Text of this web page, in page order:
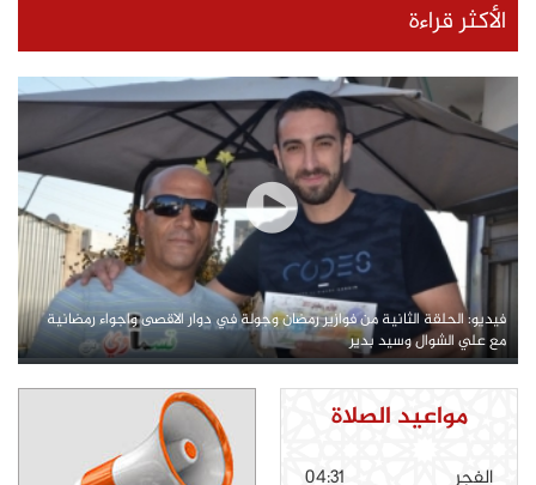
الأكثر قراءة
فيديو: الحلقة الثانية من فوازير رمضان وجولة في دوار الاقصى واجواء رمضانية
مع علي الشوال وسيد بدير
مواعيد الصلاة
الفجر
04:31